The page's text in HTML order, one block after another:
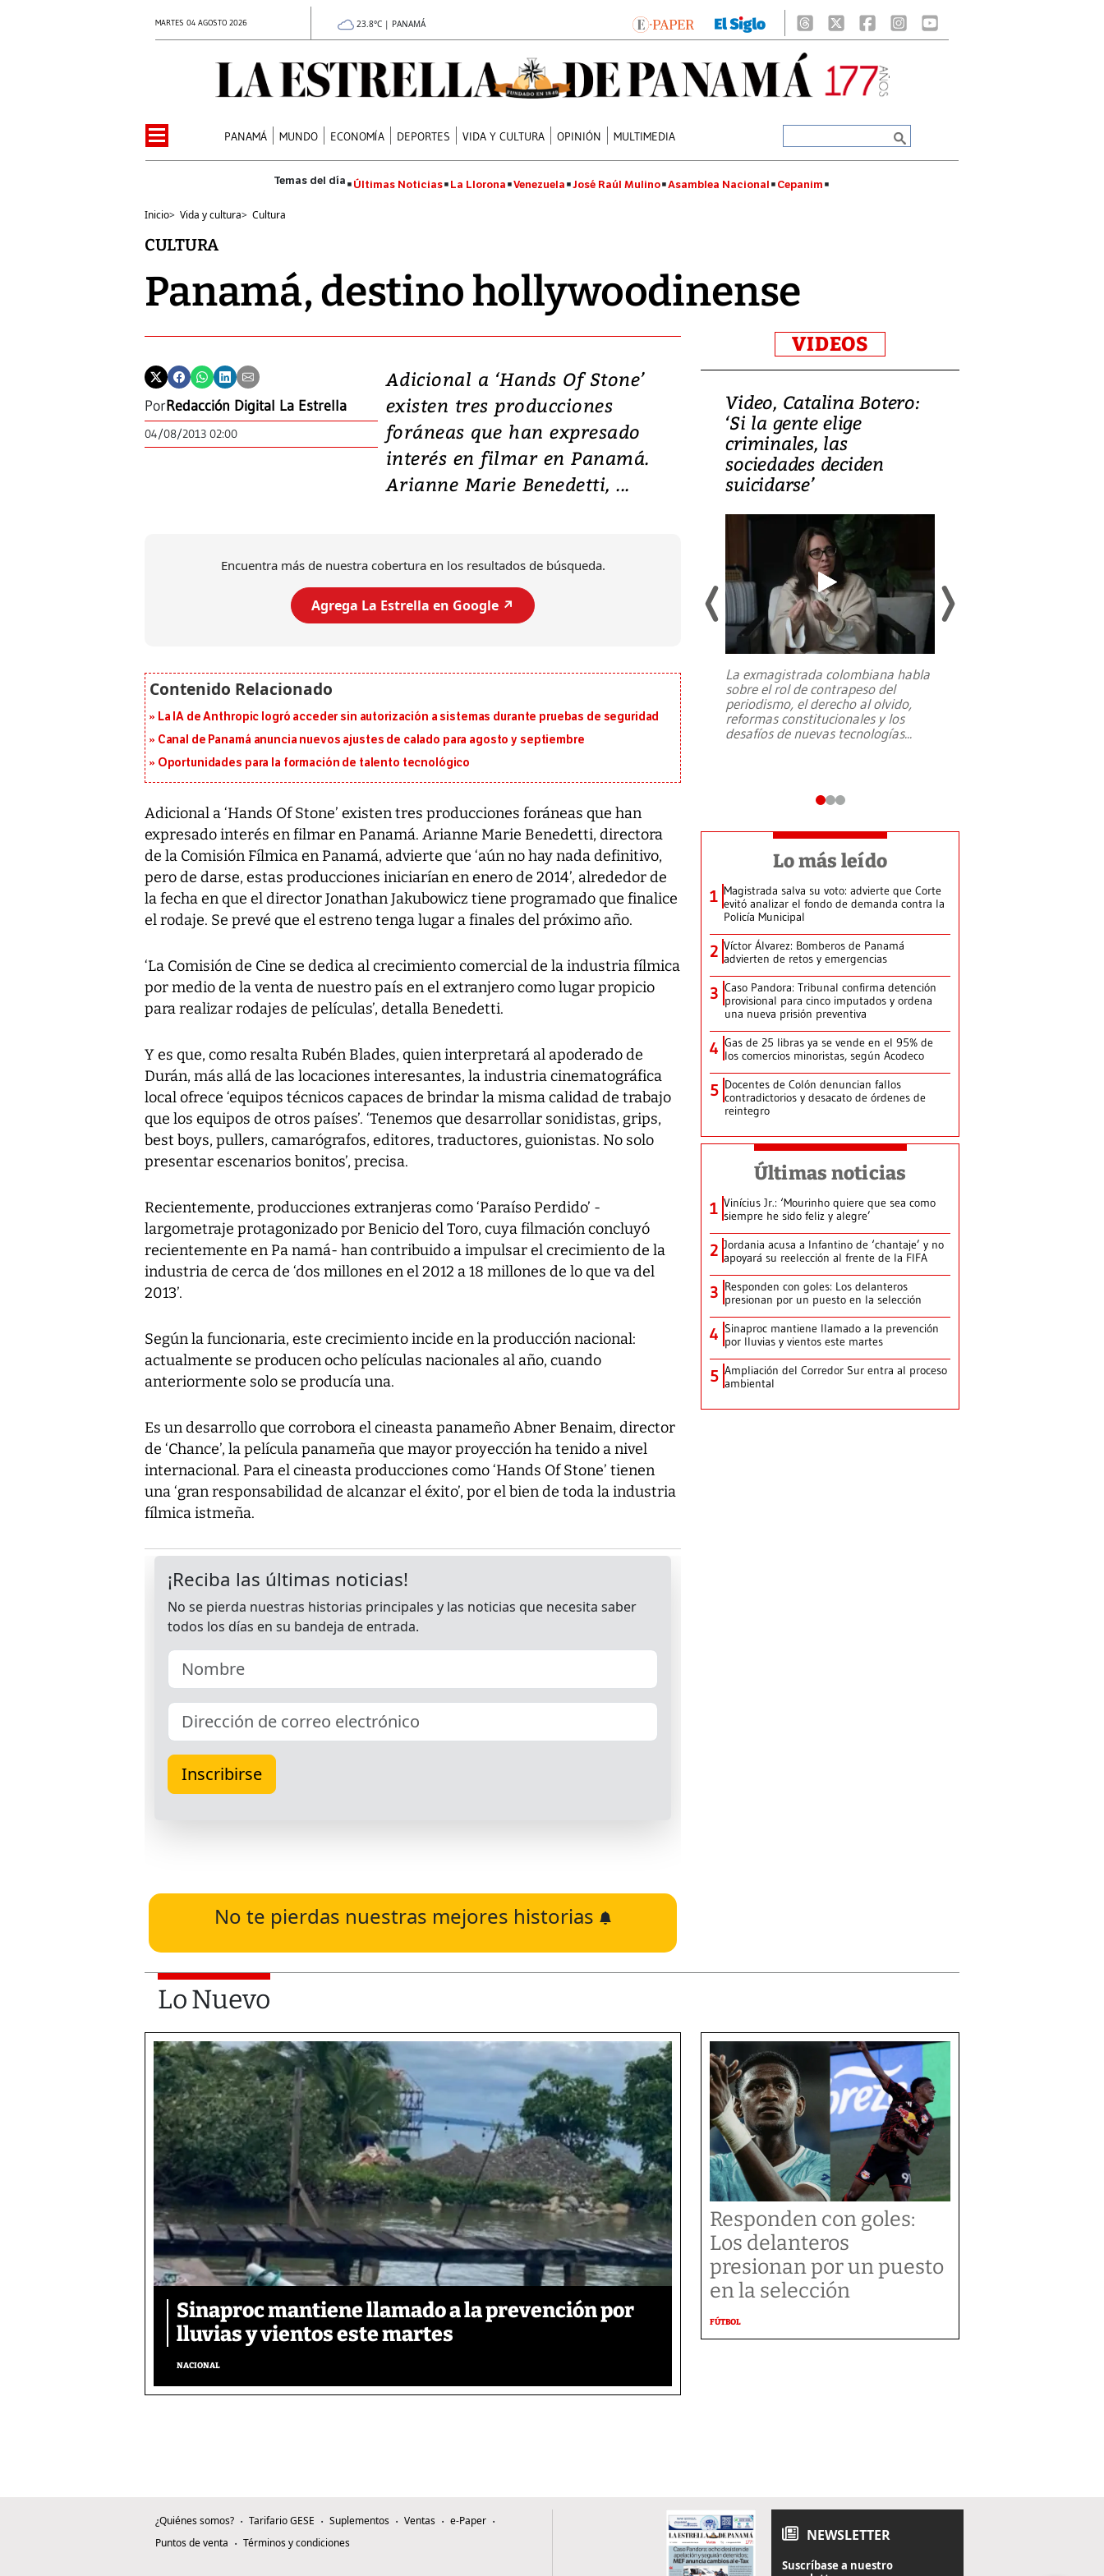
MARTES 04 AGOSTO 2026 23.8°C | PANAMÁ
PANAMÁ MUNDO ECONOMÍA DEPORTES VIDA Y CULTURA OPINIÓN MULTIMEDIA
Últimas Noticias La Llorona Venezuela José Raúl Mulino Asamblea Nacional Cepanim
Inicio> Vida y cultura> Cultura
CULTURA
Panamá, destino hollywoodinense
PorRedacción Digital La Estrella
04/08/2013 02:00
Adicional a ‘Hands Of Stone’
existen tres producciones
foráneas que han expresado
interés en filmar en Panamá.
Arianne Marie Benedetti, ...
Encuentra más de nuestra cobertura en los resultados de búsqueda.
Agrega La Estrella en Google ↗️
La IA de Anthropic logró acceder sin autorización a sistemas durante pruebas de seguridad
Canal de Panamá anuncia nuevos ajustes de calado para agosto y septiembre
Oportunidades para la formación de talento tecnológico
Adicional a ‘Hands Of Stone’ existen tres producciones foráneas que han
expresado interés en filmar en Panamá. Arianne Marie Benedetti, directora
de la Comisión Fílmica en Panamá, advierte que ‘aún no hay nada definitivo,
pero de darse, estas producciones iniciarían en enero de 2014’, alrededor de
la fecha en que el director Jonathan Jakubowicz tiene programado que finalice
el rodaje. Se prevé que el estreno tenga lugar a finales del próximo año.
‘La Comisión de Cine se dedica al crecimiento comercial de la industria fílmica
por medio de la venta de nuestro país en el extranjero como lugar propicio
para realizar rodajes de películas’, detalla Benedetti.
Y es que, como resalta Rubén Blades, quien interpretará al apoderado de
Durán, más allá de las locaciones interesantes, la industria cinematográfica
local ofrece ‘equipos técnicos capaces de brindar la misma calidad de trabajo
que los equipos de otros países’. ‘Tenemos que desarrollar sonidistas, grips,
best boys, pullers, camarógrafos, editores, traductores, guionistas. No solo
presentar escenarios bonitos’, precisa.
Recientemente, producciones extranjeras como ‘Paraíso Perdido’ -
largometraje protagonizado por Benicio del Toro, cuya filmación concluyó
recientemente en Pa namá- han contribuido a impulsar el crecimiento de la
industria de cerca de ‘dos millones en el 2012 a 18 millones de lo que va del
2013’.
Según la funcionaria, este crecimiento incide en la producción nacional:
actualmente se producen ocho películas nacionales al año, cuando
anteriormente solo se producía una.
Es un desarrollo que corrobora el cineasta panameño Abner Benaim, director
de ‘Chance’, la película panameña que mayor proyección ha tenido a nivel
internacional. Para el cineasta producciones como ‘Hands Of Stone’ tienen
una ‘gran responsabilidad de alcanzar el éxito’, por el bien de toda la industria
fílmica istmeña.
No te pierdas nuestras mejores historias
VIDEOS
Video, Japón: Terremoto
deja heridos y graves
daños en Kumamoto
al sur de Japón, provocando una
Video, Catalina Botero:
‘Si la gente elige
criminales, las
sociedades deciden
suicidarse’
La exmagistrada colombiana habla
sobre el rol de contrapeso del
periodismo, el derecho al olvido,
reformas constitucionales y los
desafíos de nuevas tecnologías...
Lo más leído
1 Magistrada salva su voto: advierte que Corte
evitó analizar el fondo de demanda contra la
Policía Municipal
2 Víctor Álvarez: Bomberos de Panamá
advierten de retos y emergencias
3 Caso Pandora: Tribunal confirma detención
provisional para cinco imputados y ordena
una nueva prisión preventiva
4 Gas de 25 libras ya se vende en el 95% de
los comercios minoristas, según Acodeco
5 Docentes de Colón denuncian fallos
contradictorios y desacato de órdenes de
reintegro
Últimas noticias
1 Vinícius Jr.: ‘Mourinho quiere que sea como
siempre he sido feliz y alegre’
2 Jordania acusa a Infantino de ‘chantaje’ y no
apoyará su reelección al frente de la FIFA
3 Responden con goles: Los delanteros
presionan por un puesto en la selección
4 Sinaproc mantiene llamado a la prevención
por lluvias y vientos este martes
5 Ampliación del Corredor Sur entra al proceso
ambiental
Lo Nuevo
Sinaproc mantiene llamado a la prevención por
lluvias y vientos este martes
NACIONAL
Responden con goles:
Los delanteros
presionan por un puesto
en la selección
FÚTBOL
¿Quiénes somos? Tarifario GESE Suplementos Ventas
e-Paper
Puntos de venta
Términos y condiciones NEWSLETTER
Suscríbase a nuestro